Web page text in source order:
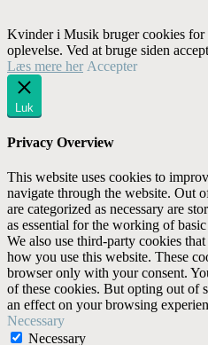
Kvinder i Musik bruger cookies for
oplevelse. Ved at bruge siden
Læs mere her Accepter
Luk
Privacy Overview
This website uses cookies to
navigate through the website. Out
are categorized as necessary are
as essential for the working of
We also use third-party cookies
how you use this website. These
browser only with your consent.
of these cookies. But opting out of
an effect on your browsing
Necessary
Necessary